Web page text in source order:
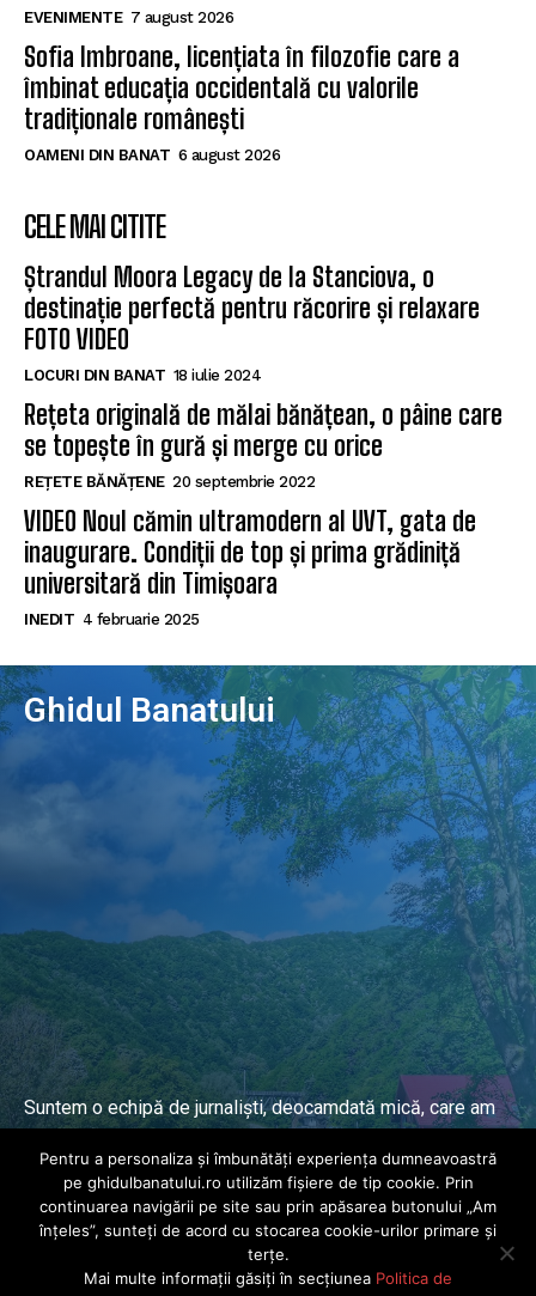
EVENIMENTE 7 august 2026
Sofia Imbroane, licențiata în filozofie care a
îmbinat educația occidentală cu valorile
tradiționale românești
OAMENI DIN BANAT 6 august 2026
CELE MAI CITITE
Ștrandul Moora Legacy de la Stanciova, o
destinație perfectă pentru răcorire și relaxare
FOTO VIDEO
LOCURI DIN BANAT 18 iulie 2024
Rețeta originală de mălai bănățean, o pâine care
se topește în gură și merge cu orice
REȚETE BĂNĂȚENE 20 septembrie 2022
VIDEO Noul cămin ultramodern al UVT, gata de
inaugurare. Condiții de top și prima grădiniță
universitară din Timișoara
INEDIT 4 februarie 2025
Ghidul Banatului
Suntem o echipă de jurnaliști, deocamdată mică, care am
ani.
Pentru a personaliza și îmbunătăți experiența dumneavoastră
pe ghidulbanatului.ro utilizăm fișiere de tip cookie. Prin
continuarea navigării pe site sau prin apăsarea butonului „Am
înțeles”, sunteți de acord cu stocarea cookie-urilor primare și
terțe.
Mai multe informații găsiți în secțiunea Politica de